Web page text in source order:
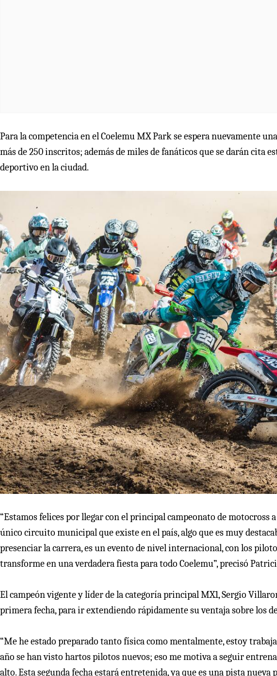
Para la competencia en el Coelemu MX Park se espera nuevamente
más de 250 inscritos; además de miles de fanáticos que se darán cita
deportivo en la ciudad.
“Estamos felices por llegar con el principal campeonato de motocross
único circuito municipal que existe en el país, algo que es muy
presenciar la carrera, es un evento de nivel internacional, con los
transforme en una verdadera fiesta para todo Coelemu”, precisó
El campeón vigente y líder de la categoría principal MX1, Sergio
primera fecha, para ir extendiendo rápidamente su ventaja sobre los
“Me he estado preparado tanto física como mentalmente, estoy
año se han visto hartos pilotos nuevos; eso me motiva a seguir
alto. Esta segunda fecha estará entretenida, ya que es una pista nueva